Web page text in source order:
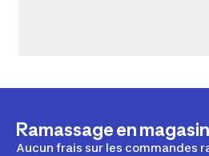
Ramassage en
Aucun frais sur les commandes